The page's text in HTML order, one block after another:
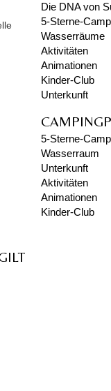
Die DNA von
5-Sterne-
Wasserräume
Aktivitäten
Animationen
Kinder-Club
Unterkunft
5-Sterne-
Wasserraum
Unterkunft
Aktivitäten
Animationen
Kinder-Club